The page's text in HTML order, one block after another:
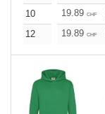
10
19.89 CHF
12
19.89 CHF